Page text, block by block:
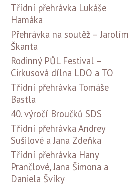
Třídní přehrávka Lukáše
Hamáka
Přehrávka na soutěž – Jarolím
Škanta
Rodinný PŮL Festival –
Cirkusová dílna LDO a TO
Třídní přehrávka Tomáše
Bastla
40. výročí Broučků SDS
Třídní přehrávka Andrey
Sušilové a Jana Zdeňka
Třídní přehrávka Hany
Prančlové, Jana Šimona a
Daniela Švíky